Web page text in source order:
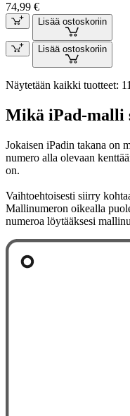
74,99 €
Lisää ostoskoriin
Lisää ostoskoriin
Näytetään kaikki tuotteet:
Mikä iPad-malli
Jokaisen iPadin takana on
numero alla olevaan
on.
Vaihtoehtoisesti siirry
Mallinumeron oikealla
numeroa löytääksesi